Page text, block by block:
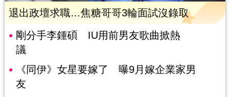
退出政壇求職…焦糖哥哥3輪面試沒錄取
剛分手李鍾碩 IU用前男友歌曲掀熱
議
《同伊》女星要嫁了 曝9月嫁企業家男
友